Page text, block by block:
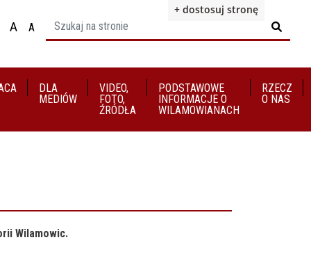
+ dostosuj stronę
na motyw wysokiej widoczności
A
Ustaw rozmiar czcionki na 125%
A
Ustaw rozmiar czcionki na 100%

DLA
MEDIÓW
VIDEO,
FOTO,
ŹRÓDŁA
​​​​​​​PODSTAWOWE
INFORMACJE O
WILAMOWIANACH
RZECZ
O NAS
Wilamowic.